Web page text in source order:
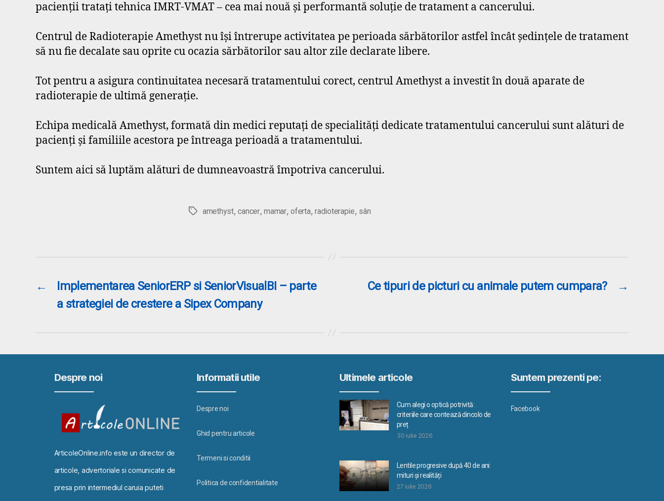
pacienţii trataţi tehnica IMRT-VMAT – cea mai nouă şi performantă soluţie de tratament a cancerului.
Centrul de Radioterapie Amethyst nu își întrerupe activitatea pe perioada sărbătorilor astfel încât ședințele de tratament
să nu fie decalate sau oprite cu ocazia sărbătorilor sau altor zile declarate libere.
Tot pentru a asigura continuitatea necesară tratamentului corect, centrul Amethyst a investit în două aparate de
radioterapie de ultimă generație.
Echipa medicală Amethyst, formată din medici reputați de specialități dedicate tratamentului cancerului sunt alături de
pacienți și familiile acestora pe întreaga perioadă a tratamentului.
Suntem aici să luptăm alături de dumneavoastră împotriva cancerului.
Etichete
amethyst,cancer,mamar,oferta,radioterapie, sân
←
Implementarea SeniorERP si SeniorVisualBI – parte
a strategiei de crestere a Sipex Company
→
Ce tipuri de picturi cu animale putem cumpara?
Despre noi
ArticoleOnline.info este un director de
articole, advertoriale si comunicate de
presa prin intermediul caruia puteti
Informatii utile
Despre noi
Ghid pentru articole
Termeni si conditii
Politica de confidentialitate
Ultimele articole
Cum alegi o optică potrivită:
criteriile care contează dincolo de
preț
30 iulie 2026
Lentile progresive după 40 de ani:
mituri și realități
27 iulie 2026
Suntem prezenti pe:
Facebook